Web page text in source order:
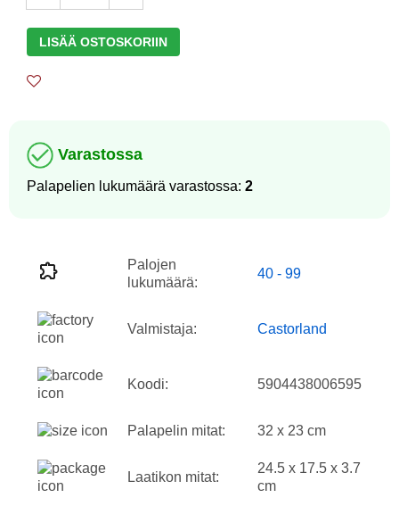
LISÄÄ OSTOSKORIIN
Varastossa
Palapelien lukumäärä varastossa: 2
Palojen
lukumäärä:
40 - 99
Valmistaja: Castorland
Koodi: 5904438006595
Palapelin mitat: 32 x 23 cm
Laatikon mitat:
24.5 x 17.5 x 3.7
cm